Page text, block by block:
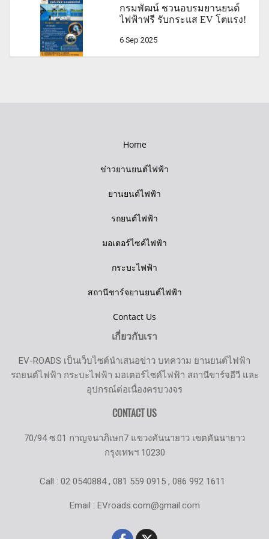
กรมพัฒน์ ชวนอบรมยานยนต์
ไฟฟ้าฟรี รับกระแส EV โตแรง!
6 Sep 2025
Home
ข่าวยานยนต์ไฟฟ้า
ยานยนต์ไฟฟ้า
รถยนต์ไฟฟ้า
มอเตอร์ไซค์ไฟฟ้า
กระบะไฟฟ้า
สถานีชาร์จยานยนต์ไฟฟ้า
Contact Us
เกี่ยวกับเรา
EV-ROADS เป็นเว็บไซต์นำเสนอข่าว บทความ ยานยนต์ไฟฟ้า
รถยนต์ไฟฟ้า กระบะไฟฟ้า มอเตอร์ไซค์ไฟฟ้า สถานีขาร์จอีวี และ
อุปกรณ์ต่อเนื่องครบวงจร
CONTACT US
70/94 ซ.01 กาญจนาภิเษก7 แขวงคันนายาว เขตคันนายาว
กรุงเทพฯ 10230
Call : 02 0540884 , 081 559 0915 , 086 992 1611
Email : EVroads.com@gmail.com